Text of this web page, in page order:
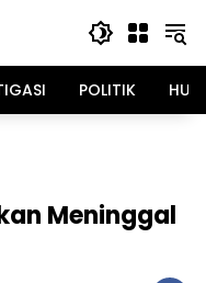
POLITIK
Meninggal